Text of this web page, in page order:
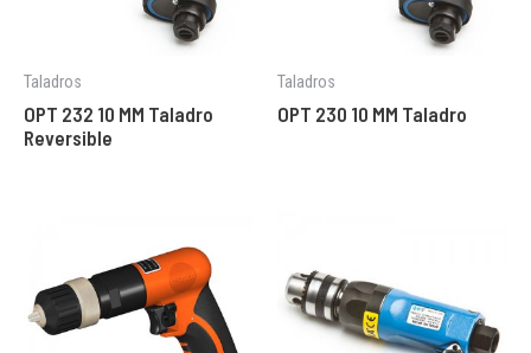
Taladros
OPT 232 10 MM Taladro
Reversible
Taladros
OPT 230 10 MM Taladro